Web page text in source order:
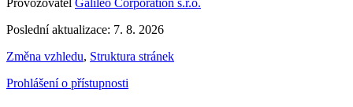
Provozovatel Galileo Corporation s.r.o.
Poslední aktualizace: 7. 8. 2026
Změna vzhledu, Struktura stránek
Prohlášení o přístupnosti